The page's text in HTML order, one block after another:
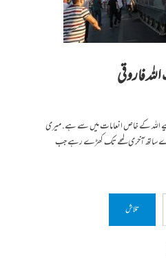
فاروقی
اللہ کے خاص انعامات میں سے ہے. میری
ساتھ آخری لمحے تک کھڑے رہے جب
تلاش